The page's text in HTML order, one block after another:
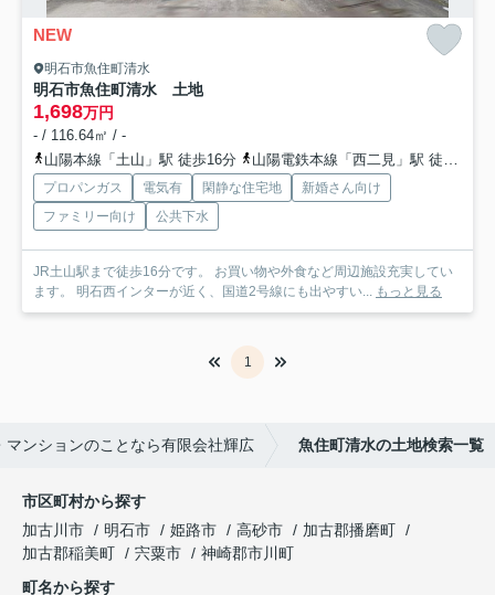
NEW
明石市魚住町清水
明石市魚住町清水 土地
1,698万円
- / 116.64㎡ / -
山陽本線「土山」駅 徒歩16分
山陽電鉄本線「西二見」駅 徒歩40分
プロパンガス 電気有 閑静な住宅地
新婚さん向け
ファミリー向け
公共下水
JR土山駅まで徒歩16分です。 お買い物や外食など周辺施設充実してい
ます。 明石西インターが近く、国道2号線にも出やすい... もっと見る
1
ンションのことなら有限会社輝広 魚住町清水の土地検索一覧
市区町村から探す
加古川市
明石市 姫路市 高砂市
加古郡播磨町
加古郡稲美町
宍粟市
神崎郡市川町
町名から探す